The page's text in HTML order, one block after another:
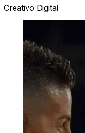
Creativo Digital